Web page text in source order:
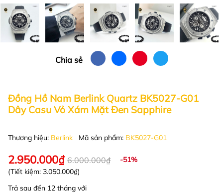
Chia sẻ
Đồng Hồ Nam Berlink Quartz BK5027-G01
Dây Casu Vỏ Xám Mặt Đen Sapphire
Thương hiệu: Berlink Mã sản phẩm: BK5027-G01
2.950.000₫ 6.000.000₫
-51%
(Tiết kiệm: 3.050.000₫)
Trả sau đến 12 tháng với